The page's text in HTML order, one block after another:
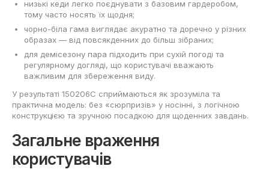
низькі кеди легко поєднувати з базовим гардеробом,
тому часто носять їх щодня;
чорно-біла гама виглядає акуратно та доречно у різних
образах — від повсякденних до більш зібраних;
для демісезону пара підходить при сухій погоді та
регулярному догляді, що користувачі вважають
важливим для збереження виду.
У результаті 150206C сприймаються як зрозуміла та
практична модель: без «сюрпризів» у носінні, з логічною
конструкцією та зручною посадкою для щоденних завдань.
Загальне враження
користувачів